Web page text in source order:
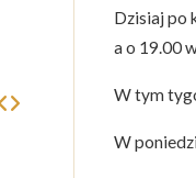
Dzisiaj po
a o 19.00
W tym
W